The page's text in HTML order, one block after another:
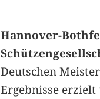
Hannover-
Deutschen
Ergebnisse